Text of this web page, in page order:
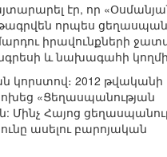
էր, որ
որպես
իրավունքների
և նախագահի
կորստով։ 2012 թվականի
«Ցեղասպանության
Մինչ Հայոց
ասելու բարոյական